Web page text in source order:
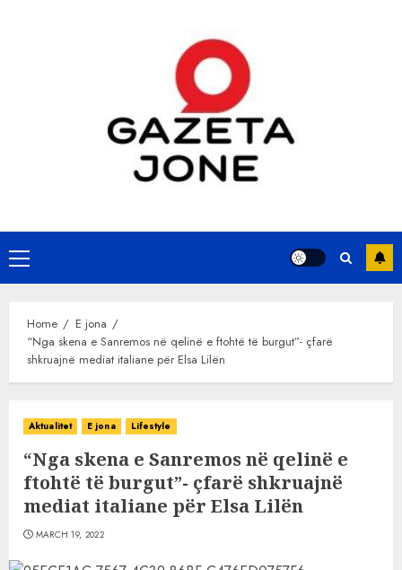
Primary
Menu
Home
E jona
“Nga skena e Sanremos në qelinë e ftohtë të burgut”- çfarë
shkruajnë mediat italiane për Elsa Lilën
Aktualitet E jona Lifestyle
“Nga skena e Sanremos në qelinë e
ftohtë të burgut”- çfarë shkruajnë
mediat italiane për Elsa Lilën
MARCH 19, 2022